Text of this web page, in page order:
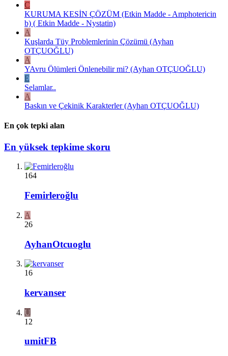
C
KURUMA KESİN ÇÖZÜM (Etkin Madde - Amphotericin
b) ( Etkin Madde - Nystatin)
A
Kuşlarda Tüy Problemlerinin Çözümü (Ayhan
OTÇUOĞLU)
A
YAvru Ölümleri Önlenebilir mi? (Ayhan OTÇUOĞLU)
E
Selamlar..
A
Baskın ve Çekinik Karakterler (Ayhan OTÇUOĞLU)
En çok tepki alan
En yüksek tepkime skoru
164
Femirleroğlu
A
26
AyhanOtcuoglu
16
kervanser
U
12
umitFB